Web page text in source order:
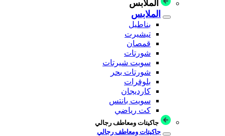
الملابس
الملابس
بناطيل
تيشيرت
قمصان
شورتات
سويت شيرتات
شورتات بحر
بلوفرات
كارديجان
سويت بانتس
كت رياضي
جاكيتات ومعاطف رجالي
جاكيتات ومعاطف رجالي